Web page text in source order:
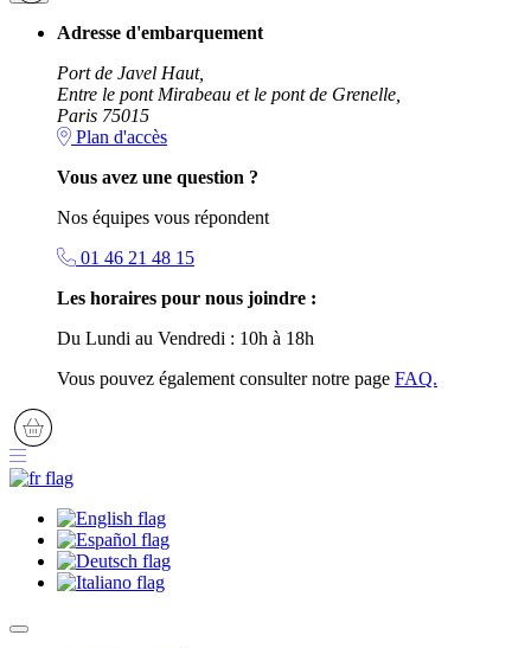
Adresse d'embarquement
Port de Javel Haut,
Entre le pont Mirabeau et le pont de Grenelle,
Paris 75015
Plan d'accès
Vous avez une question ?
Nos équipes vous répondent
01 46 21 48 15
Les horaires pour nous joindre :
Du Lundi au Vendredi : 10h à 18h
Vous pouvez également consulter notre page FAQ.